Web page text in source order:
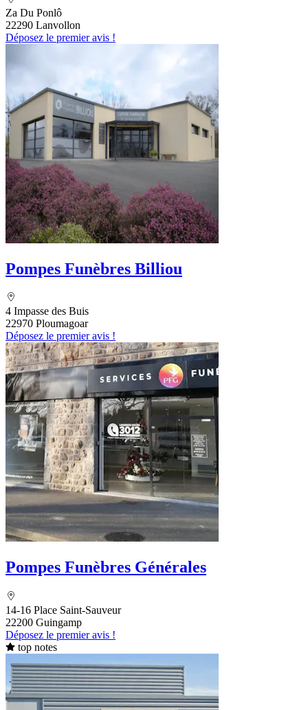
Za Du Ponlô
22290 Lanvollon
Déposez le premier avis !
Pompes Funèbres Billiou
4 Impasse des Buis
22970 Ploumagoar
Déposez le premier avis !
Pompes Funèbres Générales
14-16 Place Saint-Sauveur
22200 Guingamp
Déposez le premier avis !
top notes